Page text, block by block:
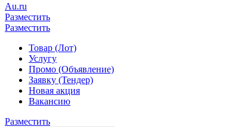
Au.ru
Разместить
Разместить
Товар (Лот)
Услугу
Промо (Объявление)
Заявку (Тендер)
Новая акция
Вакансию
Разместить